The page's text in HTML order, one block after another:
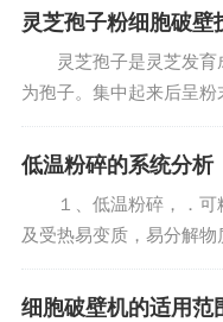
呢？ 超微粉碎机依托
灵芝孢子粉细胞破
灵芝孢子是灵芝发育
为孢子。集中起来后呈
在自然环境下收集非常
收集到1公斤孢子粉。现
低温粉碎的系统分析
１、低温粉碎，．可
及受热易变质，易分解
在市场。 ２、采用空
冷，．亦匆需将物料冷却
细胞破壁机的适用范